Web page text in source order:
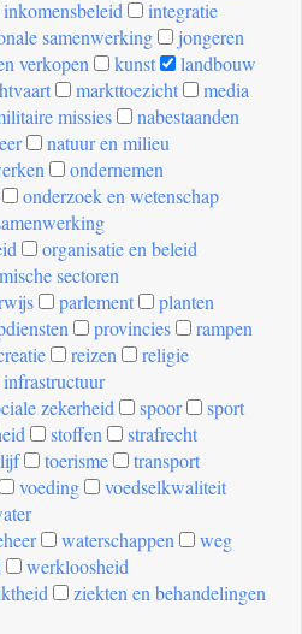
inkomensbeleid
integratie
samenwerking
jongeren
verkopen kunst
landbouw
markttoezicht
media
missies
nabestaanden
natuur en milieu
ondernemen
onderzoek en wetenschap
organisatie en beleid
sectoren
parlement
planten
provincies
rampen
reizen
religie
zekerheid spoor
sport
stoffen
strafrecht
toerisme
transport
voeding
voedselkwaliteit
waterschappen
weg
werkloosheid
ziekten en behandelingen